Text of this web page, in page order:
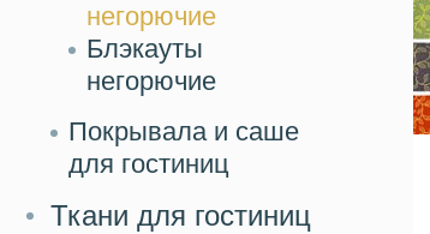
негорючие
Блэкауты
негорючие
Покрывала и саше
для гостиниц
Ткани для гостиниц